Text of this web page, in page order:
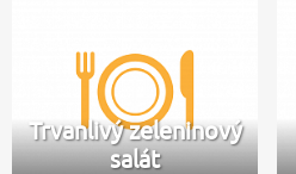
Trvanlivý zeleninový
salát